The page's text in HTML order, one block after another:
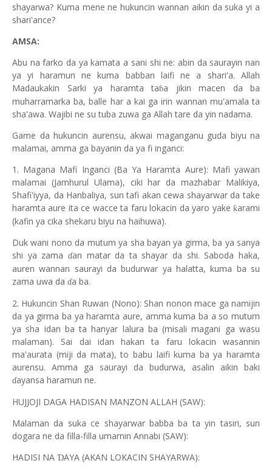
shayarwa? Kuma mene ne hukuncin wannan aikin da suka yi a
shari'ance?
AMSA:
Abu na farko da ya kamata a sani shi ne: abin da saurayin nan
ya yi haramun ne kuma babban laifi ne a shari'a. Allah
Madaukakin Sarki ya haramta taɓa jikin macen da ba
muharramarka ba, balle har a kai ga irin wannan mu'amala ta
sha'awa. Wajibi ne su tuba zuwa ga Allah tare da yin nadama.
Game da hukuncin aurensu, akwai maganganu guda biyu na
malamai, amma ga bayanin da ya fi inganci:
1. Magana Mafi Inganci (Ba Ya Haramta Aure): Mafi yawan
malamai (Jamhurul Ulama), ciki har da mazhabar Malikiya,
Shafi'iyya, da Hanbaliya, sun tafi akan cewa shayarwar da take
haramta aure ita ce wacce ta faru lokacin da yaro yake ƙarami
(kafin ya cika shekaru biyu na haihuwa).
Duk wani nono da mutum ya sha bayan ya girma, ba ya sanya
shi ya zama ɗan matar da ta shayar da shi. Saboda haka,
auren wannan saurayi da budurwar ya halatta, kuma ba su
zama uwa da ɗa ba.
2. Hukuncin Shan Ruwan (Nono): Shan nonon mace ga namijin
da ya girma ba ya haramta aure, amma kuma ba a so mutum
ya sha idan ba ta hanyar lalura ba (misali magani ga wasu
malaman). Sai dai idan hakan ta faru lokacin wasannin
ma'aurata (miji da mata), to babu laifi kuma ba ya haramta
aurensu. Amma ga saurayi da budurwa, asalin aikin baki
ɗayansa haramun ne.
HUJJOJI DAGA HADISAN MANZON ALLAH (SAW):
Malaman da suka ce shayarwar babba ba ta yin tasiri, sun
dogara ne da filla-filla umarnin Annabi (SAW):
HADISI NA ƊAYA (AKAN LOKACIN SHAYARWA):